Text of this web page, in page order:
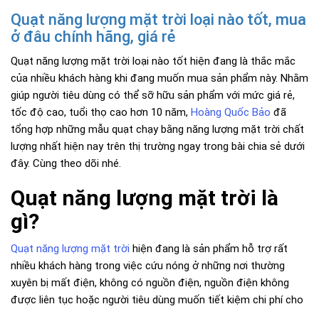
Quạt năng lượng mặt trời loại nào tốt, mua
ở đâu chính hãng, giá rẻ
Quạt năng lượng mặt trời loại nào tốt hiện đang là thắc mắc
của nhiều khách hàng khi đang muốn mua sản phẩm này. Nhằm
giúp người tiêu dùng có thể sỡ hữu sản phẩm với mức giá rẻ,
tốc độ cao, tuổi thọ cao hơn 10 năm, Hoàng Quốc Bảo đã
tổng hợp những mẫu quạt chạy bằng năng lượng mặt trời chất
lượng nhất hiện nay trên thị trường ngay trong bài chia sẻ dưới
đây. Cùng theo dõi nhé.
Quạt năng lượng mặt trời là
gì?
Quạt năng lượng mặt trời hiện đang là sản phẩm hỗ trợ rất
nhiều khách hàng trong việc cứu nóng ở những nơi thường
xuyên bị mất điện, không có nguồn điện, nguồn điện không
được liên tục hoặc người tiêu dùng muốn tiết kiệm chi phí cho